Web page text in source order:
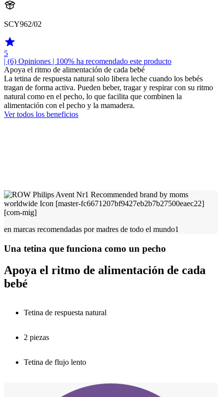
SCY962/02
5
| (6) Opiniones | 100% ha recomendado este producto
Apoya el ritmo de alimentación de cada bebé
La tetina de respuesta natural solo libera leche cuando los bebés
tragan de forma activa. Pueden beber, tragar y respirar con su ritmo
natural como en el pecho, lo que facilita que combinen la
alimentación con el pecho y la mamadera.
Ver todos los beneficios
en marcas recomendadas por madres de todo el mundo1
Una tetina que funciona como un pecho
Apoya el ritmo de alimentación de cada
bebé
Tetina de respuesta natural
2 piezas
Tetina de flujo lento